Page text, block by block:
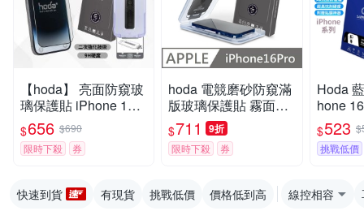
【hoda】 亮面防窺玻
璃保護貼 iPhone 17/1
7Air/17Pro Max/17 Pr
o 附貼膜神器
$656 $690
限時下殺
券
hoda 電競磨砂防窺滿
版玻璃保護貼 霧面防
窺滿版玻璃貼 附無塵
太空艙貼膜神器 適用 i
Phone 16 Pro
$711 9折
限時下殺 券
Hoda
hone 16 / 16 plus
鏽鋼系
$523
挑戰低價
快速到貨 有現貨 挑戰低價 價格低到高 線控相容